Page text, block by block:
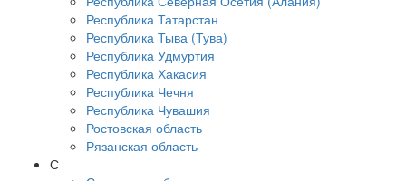
Республика Татарстан
Республика Тыва (Тува)
Республика Удмуртия
Республика Хакасия
Республика Чечня
Республика Чувашия
Ростовская область
Рязанская область
С